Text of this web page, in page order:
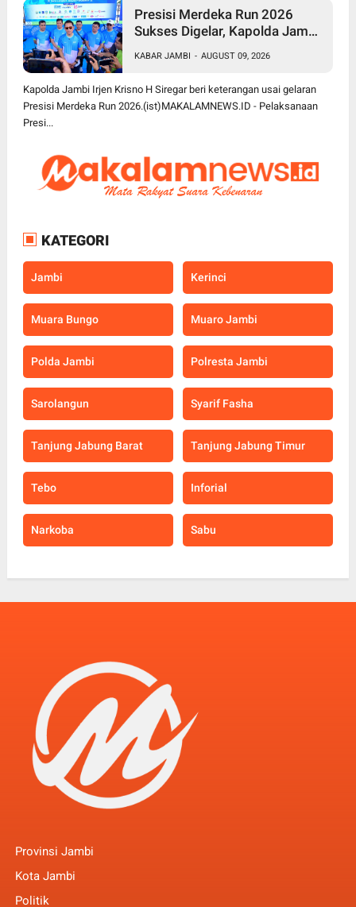
Presisi Merdeka Run 2026
Sukses Digelar, Kapolda Jambi
KABAR JAMBI - AUGUST 09, 2026
Kapolda Jambi Irjen Krisno H Siregar beri keterangan usai gelaran
Presisi Merdeka Run 2026.(ist)MAKALAMNEWS.ID - Pelaksanaan
Presi...
KATEGORI
Jambi Kerinci
Muara Bungo Muaro Jambi
Polda Jambi Polresta Jambi
Sarolangun Syarif Fasha
Tanjung Jabung Barat Tanjung Jabung Timur
Tebo Inforial
Narkoba Sabu
Provinsi Jambi
Kota Jambi
Politik